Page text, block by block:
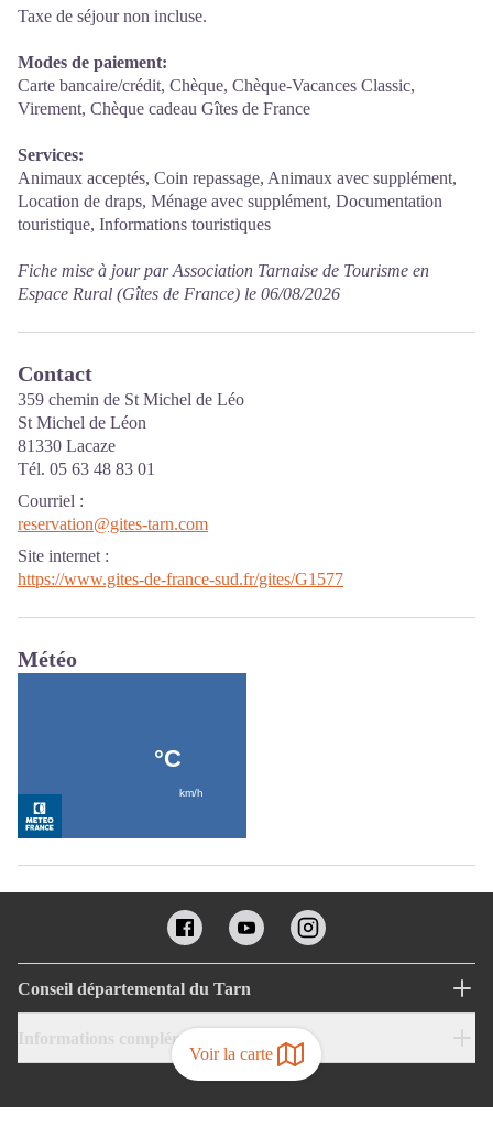
Voir la carte
Taxe de séjour non incluse.
Modes de paiement:
Carte bancaire/crédit, Chèque, Chèque-Vacances Classic,
Virement, Chèque cadeau Gîtes de France
Services:
Animaux acceptés, Coin repassage, Animaux avec supplément,
Location de draps, Ménage avec supplément, Documentation
touristique, Informations touristiques
Fiche mise à jour par Association Tarnaise de Tourisme en
Espace Rural (Gîtes de France) le 06/08/2026
Contact
359 chemin de St Michel de Léo
St Michel de Léon
81330 Lacaze
Tél. 05 63 48 83 01
Courriel :
reservation@gites-tarn.com
Site internet :
https://www.gites-de-france-sud.fr/gites/G1577
Météo
Conseil départemental du Tarn
Informations complémentaires